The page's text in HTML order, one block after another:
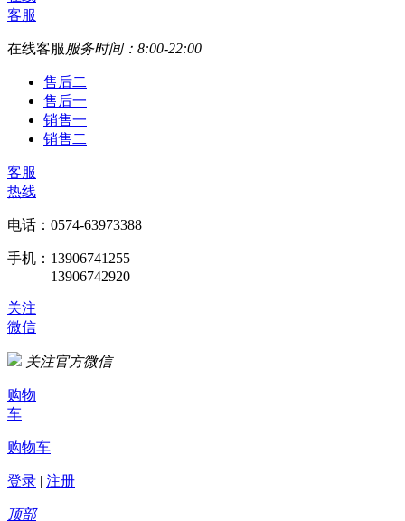
客服
在线客服 服务时间：8:00-22:00
售后二
售后一
销售一
销售二
客服
热线
电话：0574-63973388
手机：13906741255
13906742920
关注
微信
关注官方微信
购物
车
购物车
登录 | 注册
顶部